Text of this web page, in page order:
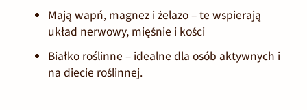
Mają wapń, magnez i żelazo– te wspierają
układ nerwowy, mięśnie i kości
Białko roślinne – idealne dla osób aktywnych i
na diecie roślinnej.